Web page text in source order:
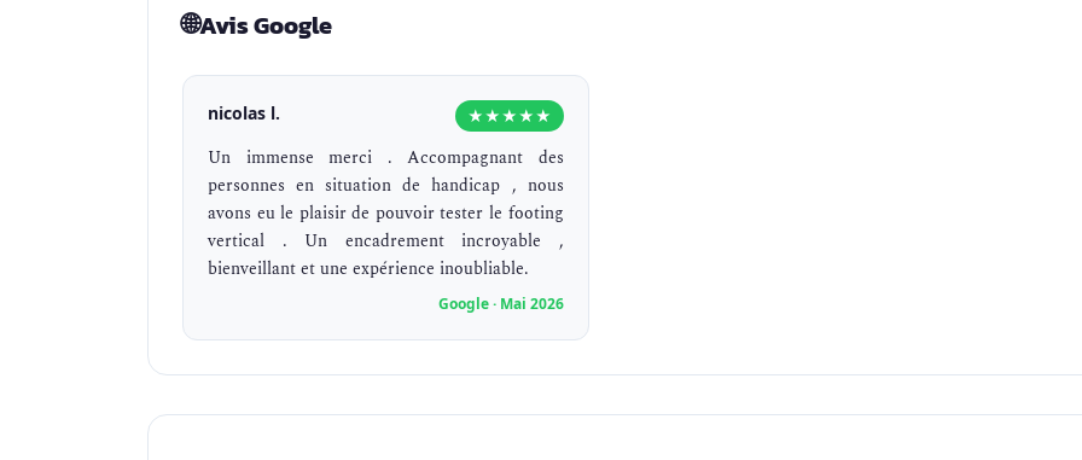
🌐Avis Google
nicolas l. ★★★★★
Un immense merci . Accompagnant des
personnes en situation de handicap , nous
avons eu le plaisir de pouvoir tester le footing
vertical . Un encadrement incroyable ,
bienveillant et une expérience inoubliable.
Google · Mai 2026